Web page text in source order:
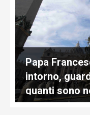
Papa
intorno,
quanti sono